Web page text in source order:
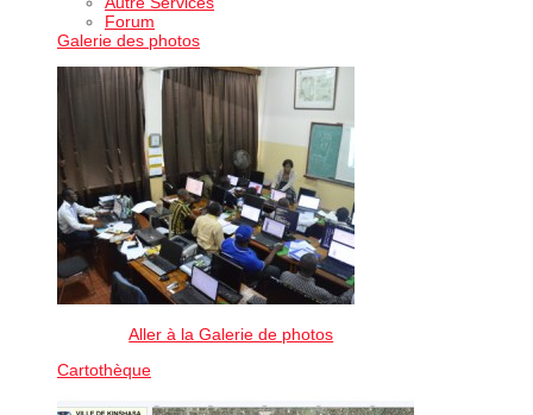
Forum
Galerie des photos
Aller à la Galerie de photos
Cartothèque